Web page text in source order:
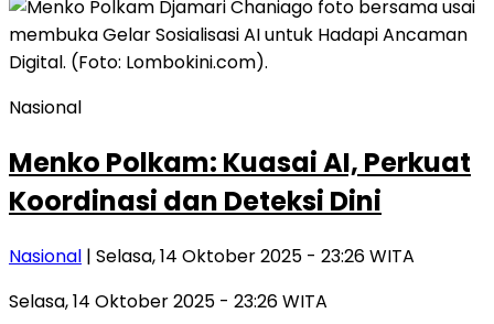
Nasional
Menko Polkam: Kuasai AI, Perkuat
Koordinasi dan Deteksi Dini
Nasional | Selasa, 14 Oktober 2025 - 23:26 WITA
Selasa, 14 Oktober 2025 - 23:26 WITA